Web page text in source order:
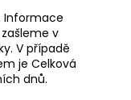
Informace
v
V případě
je Celková
dnů.